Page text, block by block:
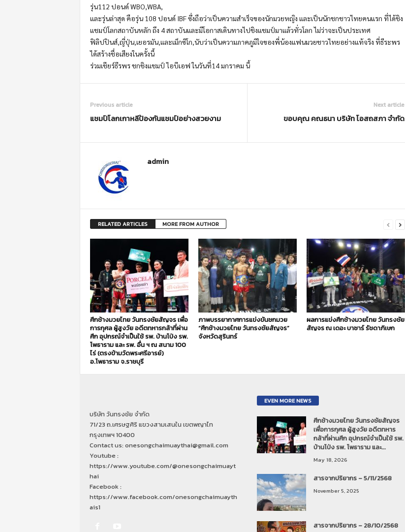
รุ่น112 ปอนด์ WBO,WBA,
และรุ่นล่าสุด คือรุ่น 108 ปอนด์ IBF ซึ่งถือว่าเป็นความสำเร็จของนักมวยหญิง และเป็นนักชกชาวไทยคนแรก ที่ได้ชิง
แชมป์โลกสถาบันหลัก ถึง 4 สถาบันและมีโอกาสเดินทางไปชิงแชมป์มาแล้วทั่วโลก ไม่ว่าจะเป็นประเทศ
ฟิลิปปินส์,ญี่ปุ่น,เยอรมัน,และเม็กซิโก,นับว่าเป็นความภาคภูมิใจของพี่น้องแฟนมวยชาวไทยอย่างแท้จริง ที่ธีระพร
ได้สร้างชื่อเสียงในครั้งนี้
ร่วมเชียร์ธีรพร ชกชิงแชมป์ ไอบีเอฟ ในวันที่14 มกราคม นี้
Previous article
แชมป์โลกเกาหลีป้องกันแชมป์อย่างสวยงาม
Next article
ขอบคุณ คณธนา บริษัท โอสถสภา จำกัด
admin
RELATED ARTICLES MORE FROM AUTHOR
ศึกช้างมวยไทย วันทรงชัยสัญจร เพื่อ
การกุศล ผู้สูงวัย อดีตทหารกล้าที่ผ่าน
ศึก อุปกรณ์จำเป็นใช้ รพ. บ้านโป่ง รพ.
โพธาราม และ รพ. อื่น ฯ ณ สนาม 100
ไร่ (ตรงข้ามวัดพระศรีอารย์)
อ.โพธาราม จ.ราชบุรี
ภาพบรรยากาศการแข่งขันชกมวย
“ศึกช้างมวยไทย วันทรงชัยสัญจร”
จังหวัดสุรินทร์
ผลการแข่งศึกช้างมวยไทย วันทรงชัย
สัญจร ณ เดอะ บาซาร์ รัชดาภิเษก
บริษัท วันทรงชัย จำกัด
71/23 ถ.เศรษฐศิริ แขวงสามเสนใน เขตพญาไท
กรุงเทพฯ 10400
Contact us: onesongchaimuaythai@gmail.com
Youtube :
https://www.youtube.com/@onesongchaimuayt
hai
Facebook :
https://www.facebook.com/onesongchaimuayth
ais1
EVEN MORE NEWS
ศึกช้างมวยไทย วันทรงชัยสัญจร
เพื่อการกุศล ผู้สูงวัย อดีตทหาร
กล้าที่ผ่านศึก อุปกรณ์จำเป็นใช้ รพ.
บ้านโป่ง รพ. โพธาราม และ...
May 18, 2026
สารจากปริยากร – 5/11/2568
November 5, 2025
สารจากปริยากร – 28/10/2568